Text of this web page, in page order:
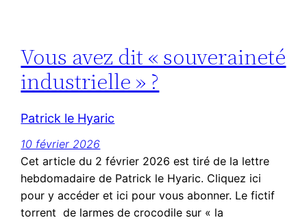
Vous avez dit « souveraineté
industrielle » ?
Patrick le Hyaric
10 février 2026
Cet article du 2 février 2026 est tiré de la lettre
hebdomadaire de Patrick le Hyaric. Cliquez ici
pour y accéder et ici pour vous abonner. Le fictif
torrent de larmes de crocodile sur « la